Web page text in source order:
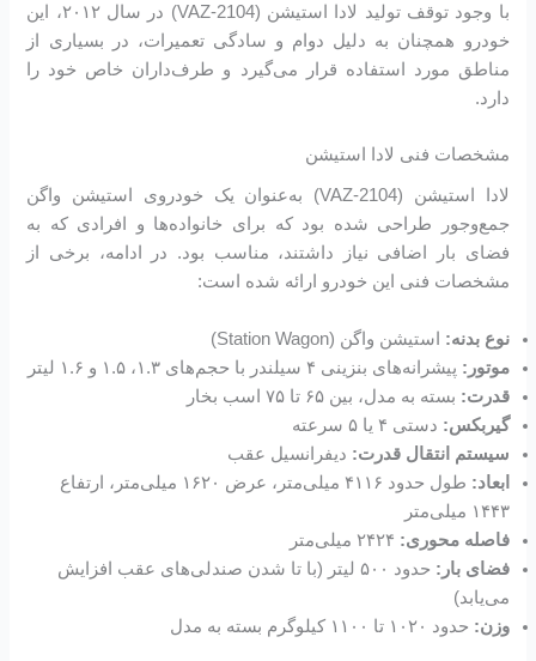
با وجود توقف تولید لادا استیشن (VAZ-2104) در سال ۲۰۱۲، این
خودرو همچنان به دلیل دوام و سادگی تعمیرات، در بسیاری از
مناطق مورد استفاده قرار می‌گیرد و طرف‌داران خاص خود را
دارد.
مشخصات فنی لادا استیشن
لادا استیشن (VAZ-2104) به‌عنوان یک خودروی استیشن واگن
جمع‌وجور طراحی شده بود که برای خانواده‌ها و افرادی که به
فضای بار اضافی نیاز داشتند، مناسب بود. در ادامه، برخی از
مشخصات فنی این خودرو ارائه شده است:
نوع بدنه: استیشن واگن (Station Wagon)
موتور: پیشرانه‌های بنزینی ۴ سیلندر با حجم‌های ۱.۳، ۱.۵ و ۱.۶ لیتر
قدرت: بسته به مدل، بین ۶۵ تا ۷۵ اسب بخار
گیربکس: دستی ۴ یا ۵ سرعته
سیستم انتقال قدرت: دیفرانسیل عقب
ابعاد:
طول حدود ۴۱۱۶ میلی‌متر، عرض ۱۶۲۰ میلی‌متر، ارتفاع
۱۴۴۳ میلی‌متر
فاصله محوری:
فضای بار:
حدود ۵۰۰ لیتر (با تا شدن صندلی‌های عقب افزایش
می‌یابد)
وزن: حدود ۱۰۲۰ تا ۱۱۰۰ کیلوگرم بسته به مدل